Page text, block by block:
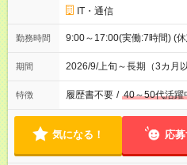
IT・通信
勤務時間 9:00～17:00(実働:7時間) (
期間 2026/9/上旬～長期（3カ
特徴 履歴書不要 / 40～50代活躍
気になる！ 応